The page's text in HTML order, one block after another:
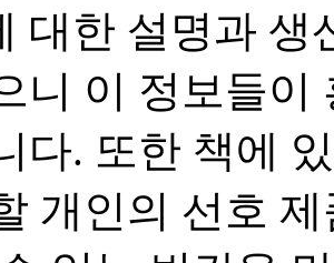
대한 설명과 생
니 이 정보들이
다. 또한 책에
개인의 선호